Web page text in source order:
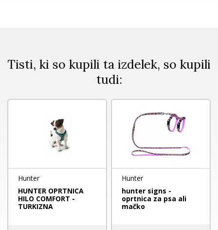
Tisti, ki so kupili ta izdelek, so kupili
tudi:
Hunter
HUNTER OPRTNICA
HILO COMFORT -
TURKIZNA
Hunter
hunter signs -
oprtnica za psa ali
mačko